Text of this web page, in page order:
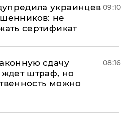
украинцев
не
сертификат
09:10
сдачу
ждет штраф, но
можно
08:16